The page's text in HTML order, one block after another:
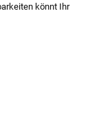
könnt Ihr